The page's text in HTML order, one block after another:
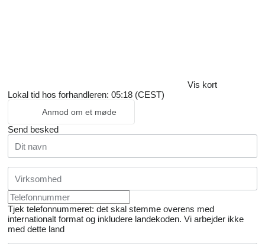
Vis kort
Lokal tid hos forhandleren: 05:18 (CEST)
Anmod om et møde
Send besked
Tjek telefonnummeret: det skal stemme overens med
internationalt format og inkludere landekoden. Vi arbejder ikke
med dette land